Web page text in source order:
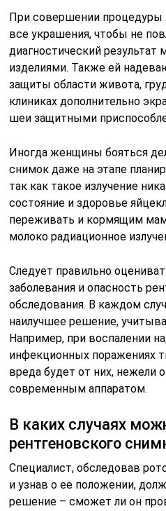
При совершении
все украшения, чтобы не
диагностический результат
изделиями. Также ей
защиты области живота,
клиниках дополнительно
шеи защитными
Иногда женщины бояться
снимок даже на этапе
так как такое излучение
состояние и здоровье
переживать и кормящим
молоко радиационное
Следует правильно
заболевания и опасность
обследования. В каждом
наилучшее решение,
Например, при воспалении
инфекционных поражениях
вреда будет от них, нежели
современным аппаратом.
В каких случаях
рентгеновского
Специалист, обследовав
и узнав о ее положении,
решение – сможет ли он